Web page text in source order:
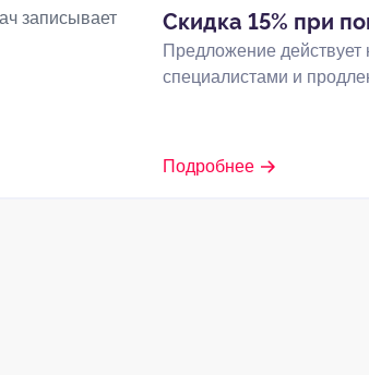
Скидка 15% при
Предложение действует
специалистами и
Подробнее